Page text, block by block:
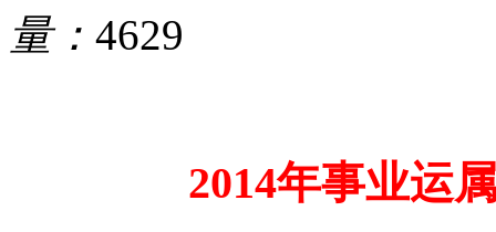
量： 4629
2014年事业运属